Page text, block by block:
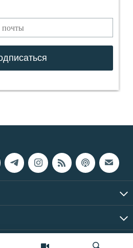
RFE/RL, Inc. | Все права защищены.